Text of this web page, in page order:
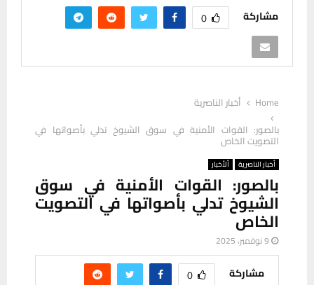
مشاركة 0
Home
أخبار الناصرية
بالصور: القوات الأمنية في سوق الشيوخ تدلي بأصواتها في
التصويت الخاص
أخبار الناصرية ألأخبار
بالصور: القوات الأمنية في سوق
الشيوخ تدلي بأصواتها في التصويت
الخاص
9 نوفمبر، 2025
مشاركة 0